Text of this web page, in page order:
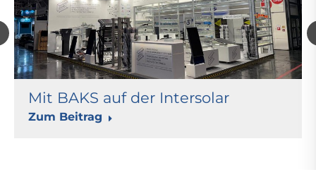
Mit BAKS auf der Intersolar
Zum Beitrag